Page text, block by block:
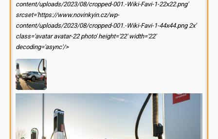
content/uploads/2023/08/cropped-001.-Wiki-Favi-1-22x22.png'
srcset='https://www.novinkyin.cz/wp-
content/uploads/2023/08/cropped-001.-Wiki-Favi-1-44x44.png 2x'
class='avatar avatar-22 photo' height='22' width='22'
decoding='async'/>